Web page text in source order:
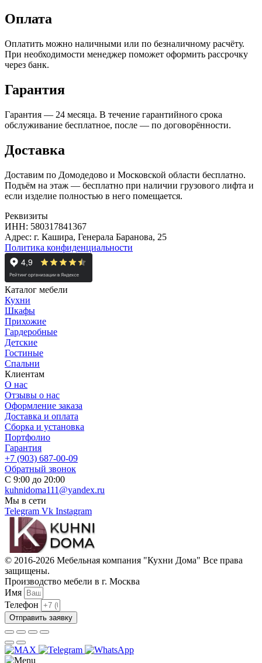
Оплата
Оплатить можно наличными или по безналичному расчёту.
При необходимости менеджер поможет оформить рассрочку
через банк.
Гарантия
Гарантия — 24 месяца. В течение гарантийного срока
обслуживание бесплатное, после — по договорённости.
Доставка
Доставим по Домодедово и Московской области бесплатно.
Подъём на этаж — бесплатно при наличии грузового лифта и
если изделие полностью в него помещается.
Реквизиты
ИНН: 580317841367
Адрес: г. Кашира, Генерала Баранова, 25
Политика конфиденциальности
Каталог мебели
Кухни
Шкафы
Прихожие
Гардеробные
Детские
Гостиные
Спальни
Клиентам
О нас
Отзывы о нас
Оформление заказа
Доставка и оплата
Сборка и установка
Портфолио
Гарантия
+7 (903) 687-00-09
Обратный звонок
С 9:00 до 20:00
kuhnidoma111@yandex.ru
Мы в сети
Telegram Vk Instagram
© 2016-2026 Мебельная компания "Кухни Дома" Все права
защищены.
Производство мебели в г. Москва
Имя
Телефон
Отправить заявку